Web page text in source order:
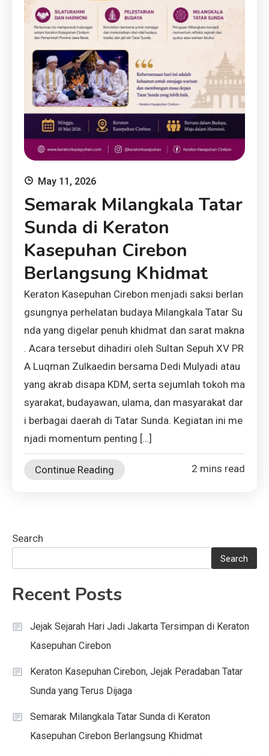
May 11, 2026
Semarak Milangkala Tatar
Sunda di Keraton
Kasepuhan Cirebon
Berlangsung Khidmat
Keraton Kasepuhan Cirebon menjadi saksi berlan
gsungnya perhelatan budaya Milangkala Tatar Su
nda yang digelar penuh khidmat dan sarat makna
. Acara tersebut dihadiri oleh Sultan Sepuh XV PR
A Luqman Zulkaedin bersama Dedi Mulyadi atau
yang akrab disapa KDM, serta sejumlah tokoh ma
syarakat, budayawan, ulama, dan masyarakat dar
i berbagai daerah di Tatar Sunda. Kegiatan ini me
njadi momentum penting […]
Continue Reading 2 mins read
Search
Search
Recent Posts
Jejak Sejarah Hari Jadi Jakarta Tersimpan di Keraton
Kasepuhan Cirebon
Keraton Kasepuhan Cirebon, Jejak Peradaban Tatar
Sunda yang Terus Dijaga
Semarak Milangkala Tatar Sunda di Keraton
Kasepuhan Cirebon Berlangsung Khidmat